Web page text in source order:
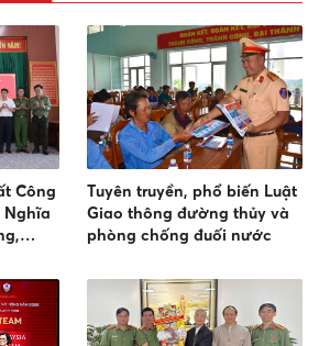
Công
Tuyên truyền, phổ biến Luật
Giao thông đường thủy và
phòng chống đuối nước